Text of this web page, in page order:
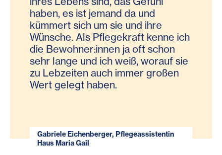
haben, es ist jemand da und
kümmert sich um sie und ihre
Wünsche. Als Pflegekraft kenne ich
die Bewohner:innen ja oft schon
sehr lange und ich weiß, worauf sie
zu Lebzeiten auch immer großen
Wert gelegt haben.
Gabriele Eichenberger, Pflegeassistentin
Haus Maria Gail